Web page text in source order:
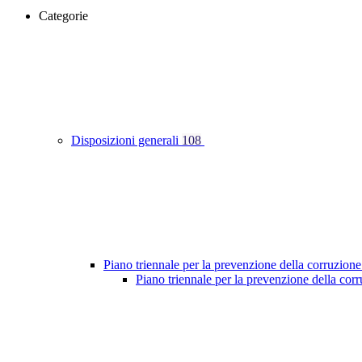
Categorie
Disposizioni generali 108
Piano triennale per la prevenzione della
Piano triennale per la prevenzione della